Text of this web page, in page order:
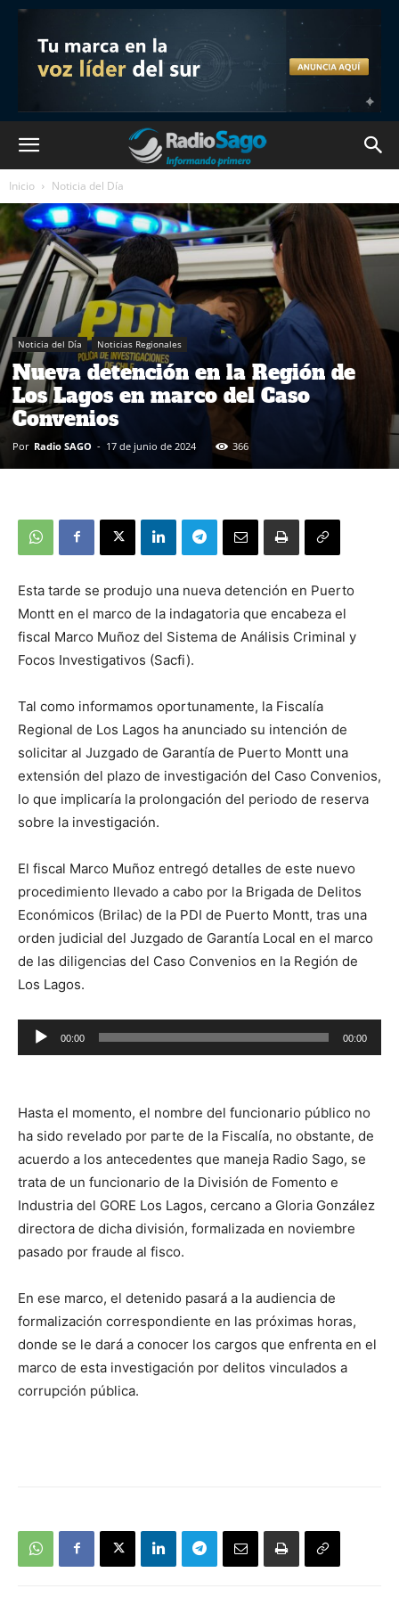
Inicio Noticia del Día
Noticia del Día Noticias Regionales
Nueva detención en la Región de
Los Lagos en marco del Caso
Convenios
Por Radio SAGO - 17 de junio de 2024 366
Esta tarde se produjo una nueva detención en Puerto
Montt en el marco de la indagatoria que encabeza el
fiscal Marco Muñoz del Sistema de Análisis Criminal y
Focos Investigativos (Sacfi).
Tal como informamos oportunamente, la Fiscalía
Regional de Los Lagos ha anunciado su intención de
solicitar al Juzgado de Garantía de Puerto Montt una
extensión del plazo de investigación del Caso Convenios,
lo que implicaría la prolongación del periodo de reserva
sobre la investigación.
El fiscal Marco Muñoz entregó detalles de este nuevo
procedimiento llevado a cabo por la Brigada de Delitos
Económicos (Brilac) de la PDI de Puerto Montt, tras una
orden judicial del Juzgado de Garantía Local en el marco
de las diligencias del Caso Convenios en la Región de
Los Lagos.
Reproductor
de
00:00 00:00
Hasta el momento, el nombre del funcionario público no
ha sido revelado por parte de la Fiscalía, no obstante, de
acuerdo a los antecedentes que maneja Radio Sago, se
trata de un funcionario de la División de Fomento e
Industria del GORE Los Lagos, cercano a Gloria González
directora de dicha división, formalizada en noviembre
pasado por fraude al fisco.
En ese marco, el detenido pasará a la audiencia de
formalización correspondiente en las próximas horas,
donde se le dará a conocer los cargos que enfrenta en el
marco de esta investigación por delitos vinculados a
corrupción pública.